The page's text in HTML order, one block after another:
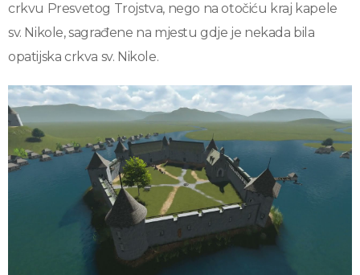
crkvu Presvetog Trojstva, nego na otočiću kraj kapele
sv. Nikole, sagrađene na mjestu gdje je nekada bila
opatijska crkva sv. Nikole.